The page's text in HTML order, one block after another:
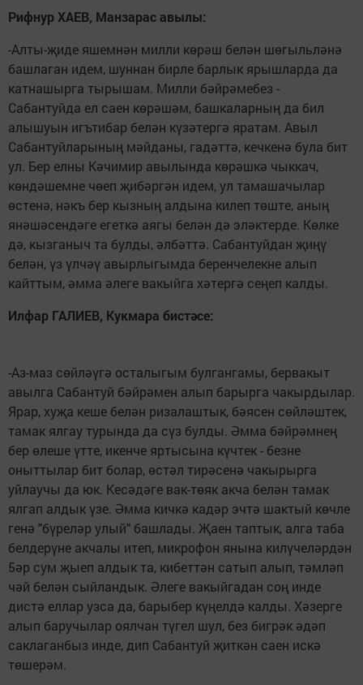
Рифнур ХАЕВ, Манзарас авылы:
-Алты-җиде яшемнән милли көрәш белән шөгыльләнә
башлаган идем, шуннан бирле барлык ярышларда да
катнашырга тырышам. Милли бәйрәмебез -
Сабантуйда ел саен көрәшәм, башкаларның да бил
алышуын игътибар белән күзәтергә яратам. Авыл
Сабантуйларының мәйданы, гадәттә, кечкенә була бит
ул. Бер елны Кәчимир авылында көрәшкә чыккач,
көндәшемне чөеп җибәргән идем, ул тамашачылар
өстенә, нәкъ бер кызның алдына килеп төште, аның
янәшәсендәге егеткә аягы белән дә эләктерде. Көлке
дә, кызганыч та булды, әлбәттә. Сабантуйдан җиңү
белән, үз үлчәү авырлыгымда беренчелекне алып
кайттым, әмма әлеге вакыйга хәтергә сеңеп калды.
Илфар ГАЛИЕВ, Кукмара бистәсе:
-Аз-маз сөйләүгә осталыгым булгангамы, бервакыт
авылга Сабантуй бәйрәмен алып барырга чакырдылар.
Ярар, хуҗа кеше белән ризалаштык, бәясен сөйләштек,
тамак ялгау турында да сүз булды. Әмма бәйрәмнең
бер өлеше үтте, икенче яртысына күчтек - безне
оныттылар бит болар, өстәл тирәсенә чакырырга
уйлаучы да юк. Кесәдәге вак-төяк акча белән тамак
ялгап алдык үзе. Әмма кичкә кадәр эчтә шактый көчле
генә "бүреләр улый" башлады. Җаен таптык, алга таба
белдерүне акчалы итеп, микрофон янына килүчеләрдән
5әр сум җыеп алдык та, кибеттән сатып алып, тәмләп
чәй белән сыйландык. Әлеге вакыйгадан соң инде
дистә еллар узса да, барыбер күңелдә калды. Хәзерге
алып баручылар оялчан түгел шул, без бигрәк әдәп
саклаганбыз инде, дип Сабантуй җиткән саен искә
төшерәм.